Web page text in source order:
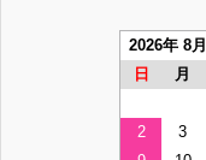
2026年 8月
日
月
2
3